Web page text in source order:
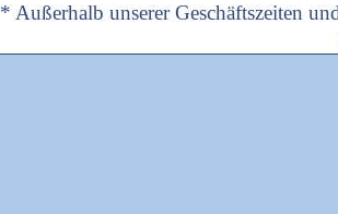
* Außerhalb unserer Geschäftszeiten